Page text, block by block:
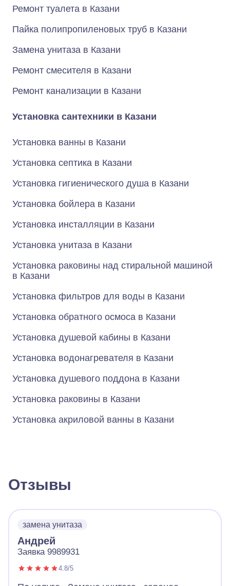
Ремонт туалета в Казани
Пайка полипропиленовых труб в Казани
Замена унитаза в Казани
Ремонт смесителя в Казани
Ремонт канализации в Казани
Установка сантехники в Казани
Установка ванны в Казани
Установка септика в Казани
Установка гигиенического душа в Казани
Установка бойлера в Казани
Установка инсталляции в Казани
Установка унитаза в Казани
Установка раковины над стиральной машиной
в Казани
Установка фильтров для воды в Казани
Установка обратного осмоса в Казани
Установка душевой кабины в Казани
Установка водонагревателя в Казани
Установка душевого поддона в Казани
Установка раковины в Казани
Установка акриловой ванны в Казани
Отзывы
замена унитаза
Андрей
Заявка 9989931
4.8/5